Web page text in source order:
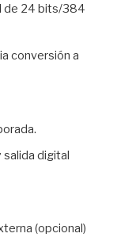
de 24 bits/384
conversión a
salida digital
(opcional)